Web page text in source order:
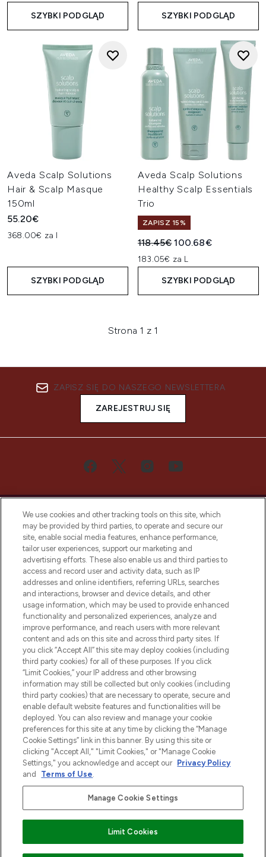
SZYBKI PODGLĄD SZYBKI PODGLĄD
Aveda Scalp Solutions
Hair & Scalp Masque
150ml
55.20€
368.00€ za l
SZYBKI PODGLĄD
Aveda Scalp Solutions
Healthy Scalp Essentials
Trio
ZAPISZ 15%
Sugerowana cena
118.45€Aktualna cena:
100.68€
183.05€ za L
SZYBKI PODGLĄD
Strona 1 z 1
ZAPISZ SIĘ DO NASZEGO NEWSLETTERA
ZAREJESTRUJ SIĘ
Bądź pierwszą osobą, która dowie się o
najnowszych produktach, od niszowych i
uznanych marek, sezonowych trendach i
otrzyma ekskluzywne artykuły redakcyjne
z Sunday Supplement.
Zgoda na pliki cookie
Do Not Sell or Share My Personal
Information
POMOC & INFORMACJE
WAŻNE INFORMACJE
O LOOKFANTASTIC
Płać bezpiecznie za pomocą
We use cookies and other tracking tools on this site, which
may be provided by third parties, to operate and secure our
site, enable social media features, enhance performance,
tailor user experiences, support our marketing and
advertising efforts. These also enable us and third parties to
access and record user and activity data, such as IP
addresses and online identifiers, referring URLs, searches
and interactions, browser and device details, and other
usage information, which may be used to provide enhanced
functionality and personalized experiences, analyze and
improve performance, and reach users with more relevant
content and ads on this site and across third party sites. If
you click “Accept All” this site may deploy cookies (including
third party cookies) for all of these purposes. If you click
“Limit Cookies,” your IP address and other browsing
information may still be collected but only cookies (including
third party cookies) that are necessary to operate, secure and
enable default website features and functionalities will be
deployed. You can also review and manage your cookie
preferences for this site at any time by clicking the “Manage
Cookie Settings” link in this banner. By using this site or
clicking "Accept All," "Limit Cookies," or "Manage Cookie
Settings," you acknowledge and accept our Privacy Policy
and
Terms of Use.
Manage Cookie Settings
Limit Cookies